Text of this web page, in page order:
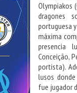
Olympiakos
dragones
portuguesa
máxima
presencia
Conceição,
portista).
lusos
fue jugador